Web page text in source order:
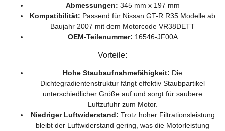
Abmessungen: 345 mm x 197 mm
Kompatibilität: Passend für Nissan GT-R R35 Modelle ab
Baujahr 2007 mit dem Motorcode VR38DETT
OEM-Teilenummer: 16546-JF00A
Vorteile:
Hohe Staubaufnahmefähigkeit: Die
Dichtegradientenstruktur fängt effektiv Staubpartikel
unterschiedlicher Größe auf und sorgt für saubere
Luftzufuhr zum Motor.
Niedriger Luftwiderstand: Trotz hoher Filtrationsleistung
bleibt der Luftwiderstand gering, was die Motorleistung